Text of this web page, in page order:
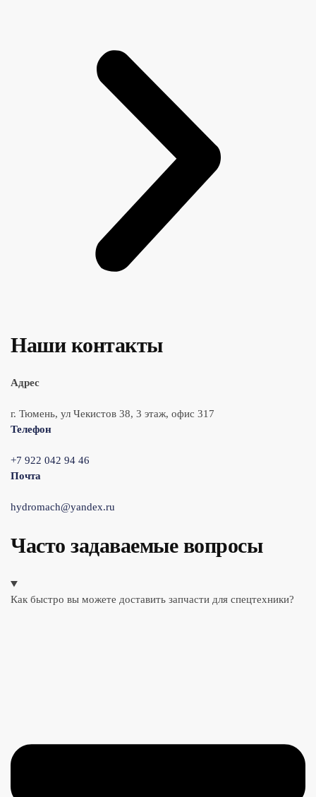
Наши контакты
Адрес
г. Тюмень, ул Чекистов 38, 3 этаж, офис 317
Телефон
+7 922 042 94 46
Почта
hydromach@yandex.ru
Часто задаваемые вопросы
Как быстро вы можете доставить запчасти для спецтехники?